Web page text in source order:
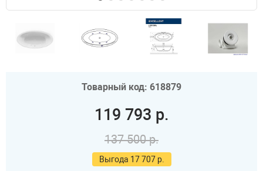
Товарный код: 618879
119 793 р.
137 500 р.
Выгода 17 707 р.